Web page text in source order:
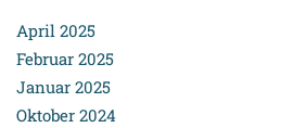
April 2025
Februar 2025
Januar 2025
Oktober 2024